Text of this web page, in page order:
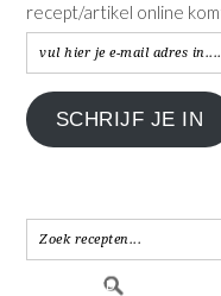
recept/artikel online
vul
hier
je
e-
in.....
SCHRIJF JE IN